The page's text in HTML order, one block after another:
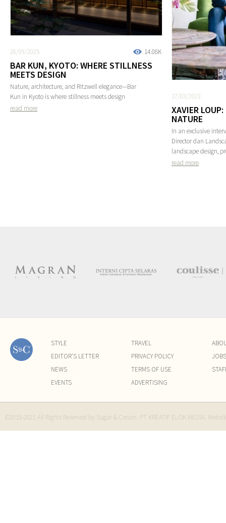
14.08K
26/09/2025
BAR KUN, KYOTO: WHERE STILLNESS
MEETS DESIGN
Nature, architecture, and Ritzwell elegance—Bar
Kun in Kyoto is where stillness meets design
read more
17/03/2023
XAVIER
NATURE
In an exclusive
Director dan
landscape design,
read more
STYLE
EDITOR'S LETTER
NEWS
EVENTS
TRAVEL
PRIVACY POLICY
TERMS OF USE
ADVERTISING
JOBS
©2015-2021 All Rights Reserved by Sugar & Cream. PT KREATIF ELOK MEDIA.